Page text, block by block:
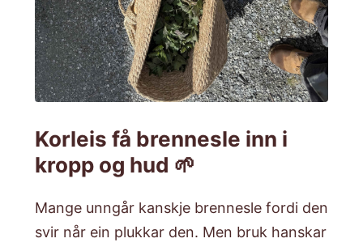
Korleis få brennesle inn i
kropp og hud 🌱
Mange unngår kanskje brennesle fordi den
svir når ein plukkar den. Men bruk hanskar